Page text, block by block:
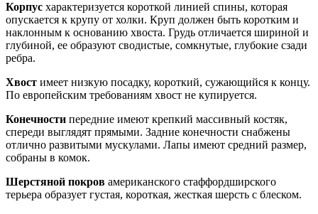
Корпус характеризуется короткой линией спины, которая
опускается к крупу от холки. Круп должен быть коротким и
наклонным к основанию хвоста. Грудь отличается шириной и
глубиной, ее образуют сводистые, сомкнутые, глубокие сзади
ребра.
Хвост имеет низкую посадку, короткий, сужающийся к концу.
По европейским требованиям хвост не купируется.
Конечности передние имеют крепкий массивный костяк,
спереди выглядят прямыми. Задние конечности снабжены
отлично развитыми мускулами. Лапы имеют средний размер,
собраны в комок.
Шерстяной покров американского стаффордширского
терьера образует густая, короткая, жесткая шерсть с блеском.